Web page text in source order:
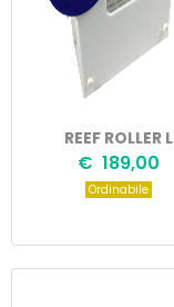
REEF ROLLER L
€ 189,00
Ordinabile